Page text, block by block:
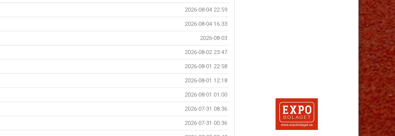
2026-08-04 22:59
2026-08-04 16:33
2026-08-03
2026-08-02 23:47
2026-08-01 22:58
2026-08-01 12:18
2026-08-01 01:00
2026-07-31 08:36
2026-07-31 00:36